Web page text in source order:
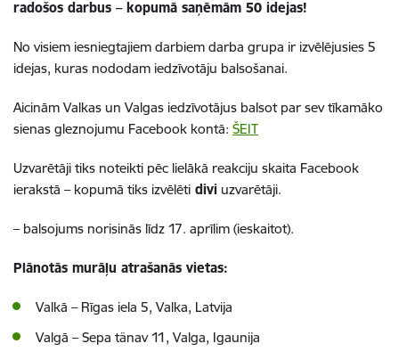
radošos darbus – kopumā saņēmām 50 idejas!
No visiem iesniegtajiem darbiem darba grupa ir izvēlējusies 5
idejas, kuras nododam iedzīvotāju balsošanai.
Aicinām Valkas un Valgas iedzīvotājus balsot par sev tīkamāko
sienas gleznojumu Facebook kontā: ŠEIT
Uzvarētāji tiks noteikti pēc lielākā reakciju skaita Facebook
ierakstā – kopumā tiks izvēlēti divi uzvarētāji.
– balsojums norisinās līdz 17. aprīlim (ieskaitot).
Plānotās murāļu atrašanās vietas:
Valkā – Rīgas iela 5, Valka, Latvija
Valgā – Sepa tänav 11, Valga, Igaunija